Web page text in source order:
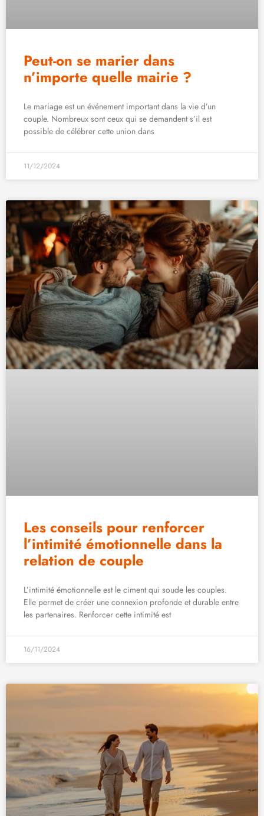
Peut-on se marier dans
n’importe quelle mairie ?
Le mariage est un événement important dans la vie d’un
couple. Nombreux sont ceux qui se demandent s’il est
possible de célébrer cette union dans
11/12/2024
Les conseils pour renforcer
l’intimité émotionnelle dans la
relation de couple
L’intimité émotionnelle est le ciment qui soude les couples.
Elle permet de créer une connexion profonde et durable entre
les partenaires. Renforcer cette intimité est
16/11/2024